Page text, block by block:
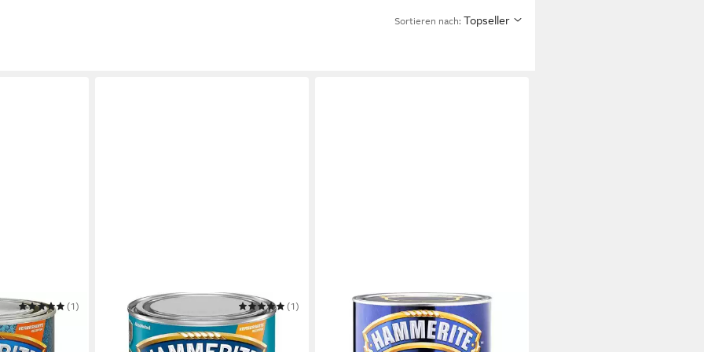
Sortieren nach: Topseller
(1)
HAMMERITE
Metallschutzlack Anthrazitgrau matt
/ 22836
(1)
HAMMERITE
Metallschutzlack Hammerschlag-
schwarz glänzend / 60063